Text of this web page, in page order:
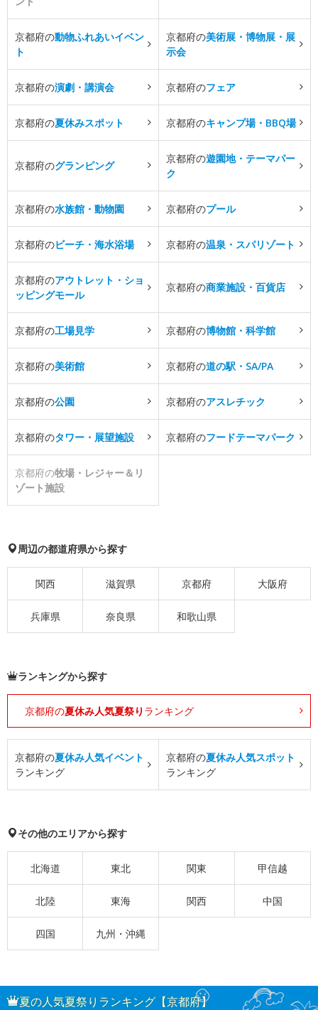
京都府の動物ふれあいイベン
ト
京都府の美術展・博物展・展
示会
京都府の演劇・講演会 京都府のフェア
京都府の夏休みスポット 京都府のキャンプ場・BBQ場
京都府のグランピング
京都府の遊園地・テーマパー
ク
京都府の水族館・動物園 京都府のプール
京都府のビーチ・海水浴場 京都府の温泉・スパリゾート
京都府のアウトレット・ショ
ッピングモール
京都府の商業施設・百貨店
京都府の工場見学 京都府の博物館・科学館
京都府の美術館 京都府の道の駅・SA/PA
京都府の公園 京都府のアスレチック
京都府のタワー・展望施設 京都府のフードテーマパーク
京都府の牧場・レジャー＆リ
ゾート施設
周辺の都道府県から探す
関西 滋賀県 京都府 大阪府
兵庫県 奈良県 和歌山県
ランキングから探す
京都府の夏休み人気夏祭り ランキング
京都府の夏休み人気イベント
ランキング
京都府の夏休み人気スポット
ランキング
その他のエリアから探す
北海道 東北 関東 甲信越
北陸 東海 関西 中国
四国 九州・沖縄
夏の人気夏祭りランキング【京都府】